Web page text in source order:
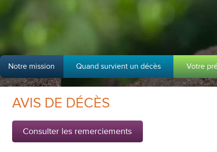
Notre mission Quand survient un décès Votre
AVIS DE DÉCÈS
Consulter les remerciements